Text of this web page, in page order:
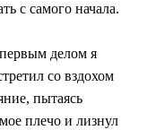
с самого начала.
делом я
со вздохом
пытаясь
плечо и лизнул